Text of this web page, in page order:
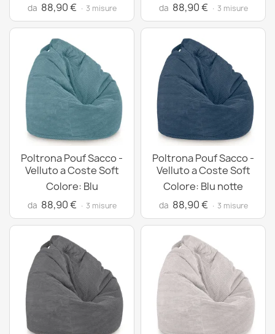
da 88,90 € · 3 misure da 88,90 € · 3 misure
Poltrona Pouf Sacco -
Velluto a Coste Soft
Colore: Blu
da 88,90 € · 3 misure
Poltrona Pouf Sacco -
Velluto a Coste Soft
Colore: Blu notte
da 88,90 € · 3 misure